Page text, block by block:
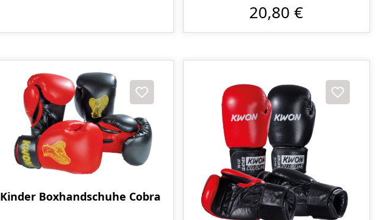
20,80 €
Kinder Boxhandschuhe Cobra